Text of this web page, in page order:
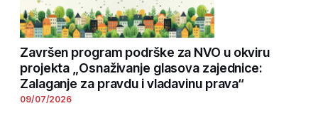
Završen program podrške za NVO u okviru
projekta „Osnaživanje glasova zajednice:
Zalaganje za pravdu i vladavinu prava“
09/07/2026